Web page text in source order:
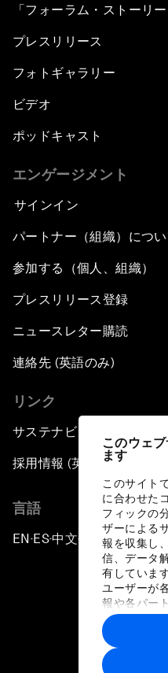
このウェ
ます
このサイト
に合わせた
フィックの
ザーによる
報を収集し
信、データ
有していま
ユーザーが
報や各パー
に収集され
トナーによ
す。
「フォーラム・ストーリー
プレスリリース
フォトギャラリー
ビデオ
ポッドキャスト
エンゲージメント
サインイン
パートナー（組織）につい
参加する（個人、組織）
プレスリリース登録
ニュースレター購読
連絡先 (英語のみ)
リンク
サステナビリティへの取り
採用情報 (英語のみ)
言語
EN ▪ES▪中文▪ 日本語
プライバシー